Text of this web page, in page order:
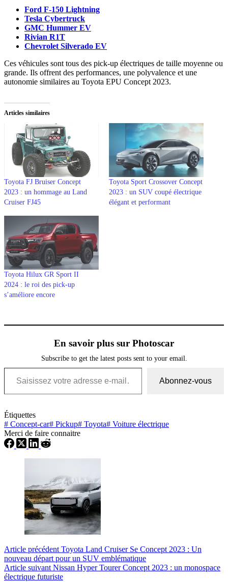
Ford F-150 Lightning
Tesla Cybertruck
GMC Hummer EV
Rivian R1T
Chevrolet Silverado EV
Ces véhicules sont tous des pick-up électriques de taille moyenne ou
grande. Ils offrent des performances, une polyvalence et une
autonomie similaires au Toyota EPU Concept 2023.
Articles similaires
Toyota FJ Bruiser Concept
2023 : un hommage au Land
Cruiser FJ45
Toyota Sport Crossover Concept
2023 : un SUV coupé électrique
élégant et performant
Toyota Hilux GR Sport II
2024 : le roi des pick-up
s’améliore encore
En savoir plus sur Photoscar
Subscribe to get the latest posts sent to your email.
Saisissez votre adresse e-mail…
Abonnez-vous
Étiquettes
# Concept-car# Pickup# Toyota# Voiture électrique
Merci de faire connaitre
Article précédentToyota Land Cruiser Se Concept 2023 : Un
nouveau départ pour un SUV emblématique
Article suivantNissan Hyper Tourer Concept 2023 : un monospace
électrique futuriste